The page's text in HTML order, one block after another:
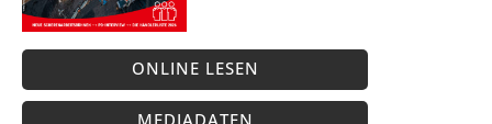
ONLINE LESEN
MEDIADATEN